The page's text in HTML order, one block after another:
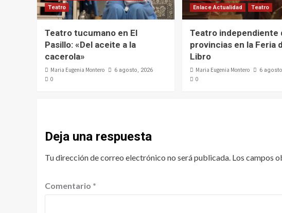
Teatro
Teatro tucumano en El
Pasillo: «Del aceite a la
cacerola»
Maria Eugenia Montero 6 agosto, 2026
0
Enlace Actualidad
Teatro
Teatro independiente
provincias en la Feria
Libro
Maria Eugenia Montero 6
0
Deja una respuesta
Tu dirección de correo electrónico no será publicada. Los campos
Comentario *